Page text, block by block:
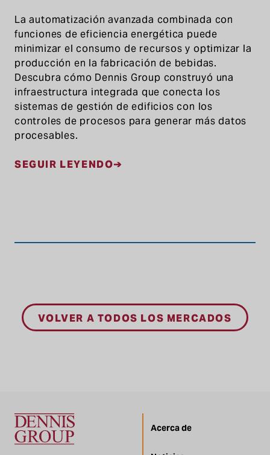
La automatización avanzada combinada con
funciones de eficiencia energética puede
minimizar el consumo de recursos y optimizar la
producción en la fabricación de bebidas.
Descubra cómo Dennis Group construyó una
infraestructura integrada que conecta los
sistemas de gestión de edificios con los
controles de procesos para generar más datos
procesables.
SEGUIR LEYENDO
VOLVER A TODOS LOS MERCADOS
Acerca de